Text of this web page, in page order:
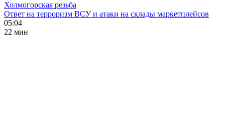
Холмогорская резьба
Ответ на терроризм ВСУ и атаки на склады маркетплейсов
05:04
22 мин